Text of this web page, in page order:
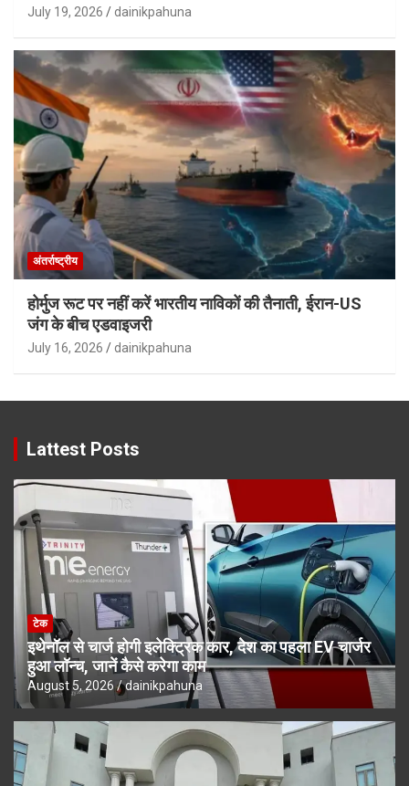
July 19, 2026 dainikpahuna
अंतर्राष्ट्रीय
होर्मुज रूट पर नहीं करें भारतीय नाविकों की तैनाती, ईरान-US
जंग के बीच एडवाइजरी
July 16, 2026 dainikpahuna
Lattest Posts
टेक
इथेनॉल से चार्ज होगी इलेक्ट्रिक कार, देश का पहला EV चार्जर
हुआ लॉन्च, जानें कैसे करेगा काम
August 5, 2026 dainikpahuna